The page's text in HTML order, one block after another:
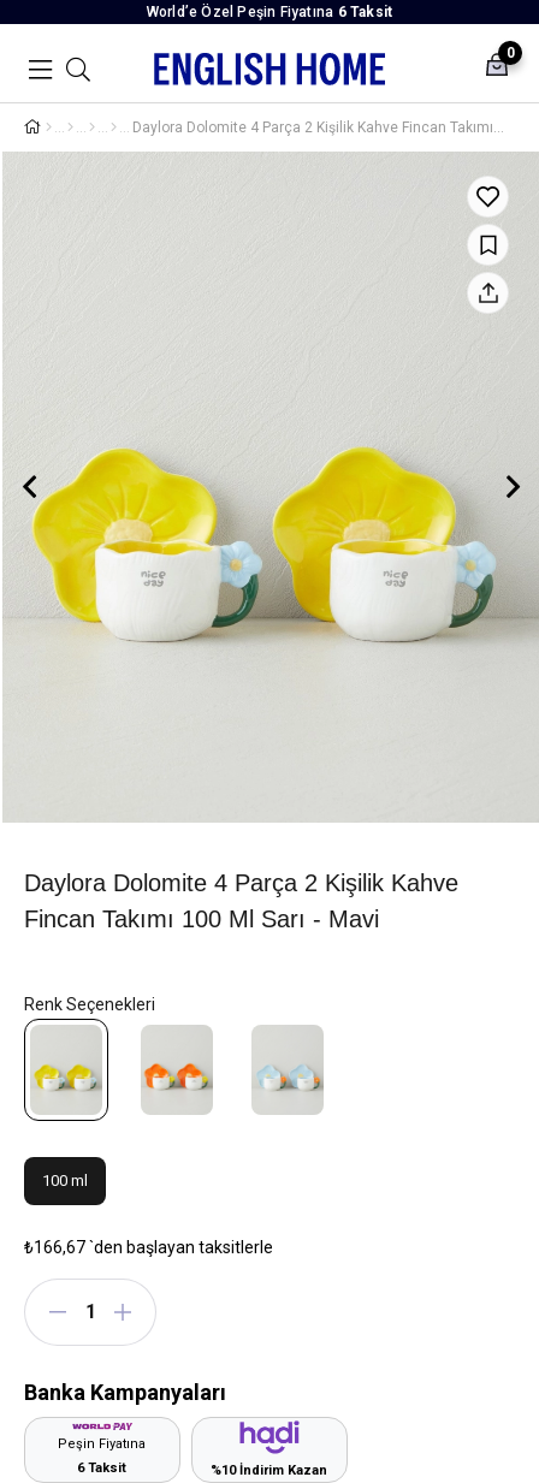
World’e Özel Peşin Fiyatına 6 Taksit
0
Daylora Dolomite 4 Parça 2 Kişilik Kahve Fincan Takımı 100 ml Sarı - Mavi
Daylora Dolomite 4 Parça 2 Kişilik Kahve
Fincan Takımı 100 Ml Sarı - Mavi
100 ml
₺166,67`den başlayan taksitlerle
Banka Kampanyaları
Peşin Fiyatına
6 Taksit
%10 İndirim Kazan